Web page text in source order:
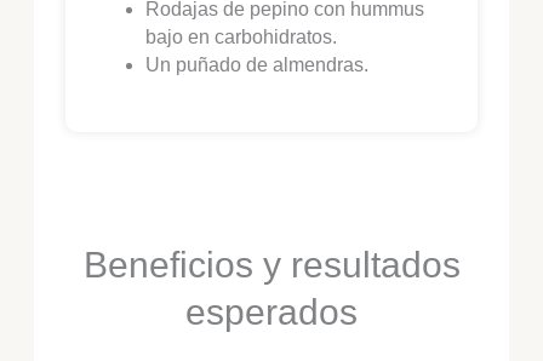
Rodajas de pepino con hummus
bajo en carbohidratos.
Un puñado de almendras.
Beneficios y resultados
esperados